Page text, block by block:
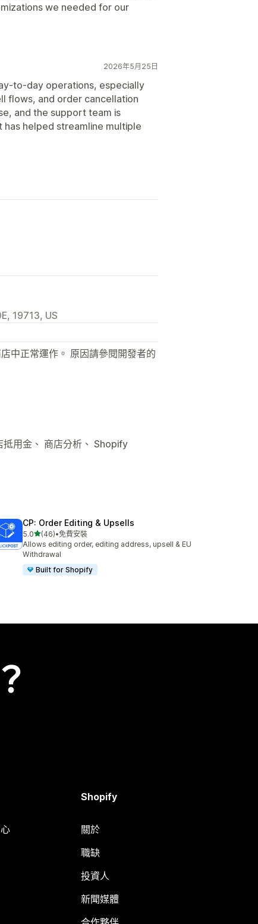
we needed for our
2026年5月25日
to-day operations, especially
flows, and order cancellation
and the support team is
helped streamline multiple
19713, US
中正常運作。 原因請參閱開發者的
抵用金、 商店分析、 Shopify
CP: Order Editing & Upsells
5.0滿分 5 顆星
(46)
共有 46 則評價
•免費安裝
Allows editing order, editing address, upsell & EU
Withdrawal
Built for Shopify
Shopify
關於
職缺
投資人
新聞媒體